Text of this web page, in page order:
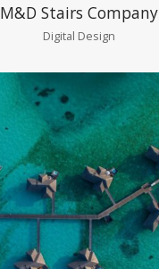
M&D Stairs Company
Digital Design